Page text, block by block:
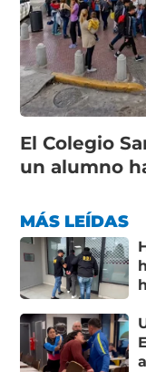
El Colegio
un alumno
MÁS LEÍDAS